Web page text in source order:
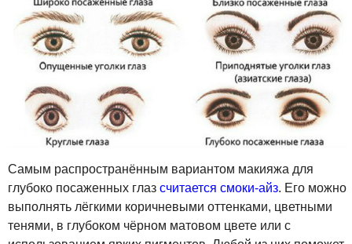
Самым распространённым вариантом макияжа для
глубоко посаженных глаз считается смоки-айз. Его можно
выполнять лёгкими коричневыми оттенками, цветными
тенями, в глубоком чёрном матовом цвете или с